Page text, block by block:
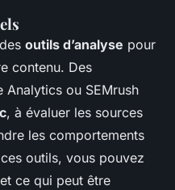
outils d’analyse pour
contenu. Des
ou SEMrush
, à évaluer les sources
les comportements
outils, vous pouvez
ce qui peut être